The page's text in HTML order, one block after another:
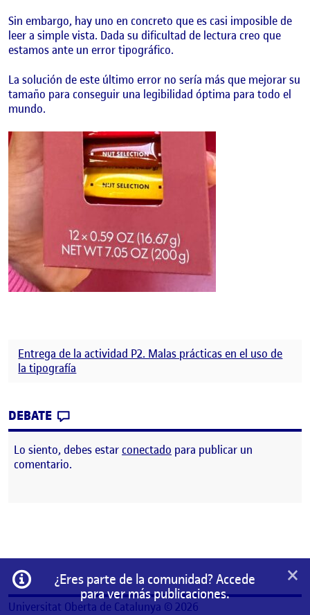
Sin embargo, hay uno en concreto que es casi imposible de
leer a simple vista. Dada su dificultad de lectura creo que
estamos ante un error tipográfico.
La solución de este último error no sería más que mejorar su
tamaño para conseguir una legibilidad óptima para todo el
mundo.
Entrega de la actividad P2. Malas prácticas en el uso de
la tipografía
DEBATE
Lo siento, debes estarconectado para publicar un
comentario.
Información
¿Eres parte de la comunidad? Accede
para ver más publicaciones.
×
Universitat Oberta de Catalunya © 2026